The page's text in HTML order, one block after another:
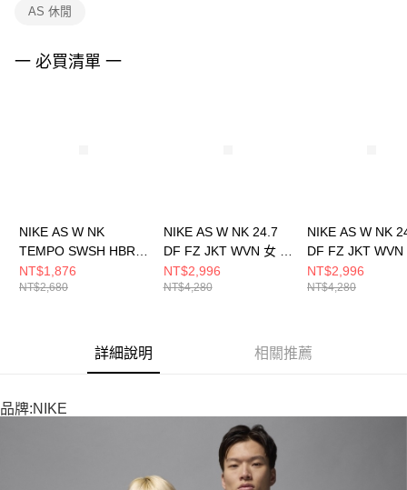
３．未成年的使用者請事先徵得法定代理人或監護人之同意方可使用
４．使用「AFTEE先享後付」時，將依據個別帳號之用戶狀況，依本公司即
AS 休閒
一 必買清單 一
NIKE AS W NK
TEMPO SWSH HBR
DF JKT 女 休閒外套
HV2648010
NT$1,876
NT$2,680
NIKE AS W NK 24.7
DF FZ JKT WVN 女 休
閒外套 HJ0964010
NT$2,996
NT$4,280
NIKE AS W NK
DF FZ JKT WVN
閒外套
NT$2,996
NT$4,280
詳細說明 相關推薦
品牌:NIKE